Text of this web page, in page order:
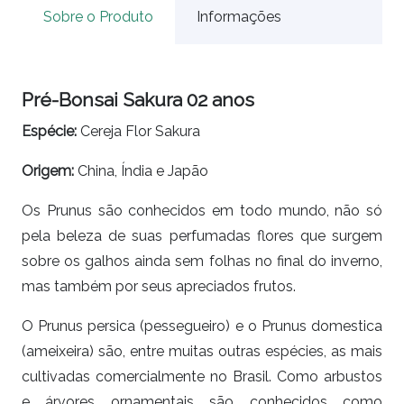
Sobre o Produto Informações
Pré-Bonsai Sakura 02 anos
Espécie: Cereja Flor Sakura
Origem: China, Índia e Japão
Os Prunus são conhecidos em todo mundo, não só
pela beleza de suas perfumadas flores que surgem
sobre os galhos ainda sem folhas no final do inverno,
mas também por seus apreciados frutos.
O Prunus persica (pessegueiro) e o Prunus domestica
(ameixeira) são, entre muitas outras espécies, as mais
cultivadas comercialmente no Brasil. Como arbustos